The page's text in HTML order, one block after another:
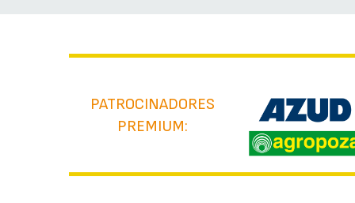
PATROCINADORES
PREMIUM: